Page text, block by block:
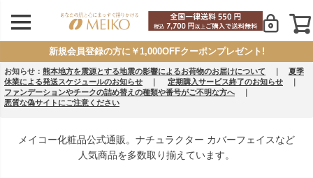
新規会員登録の方に￥1,000OFFクーポンプレゼント!
お知らせ： 熊本地方を震源とする地震の影響によるお荷物のお届けについて ｜ 夏季
休業による発送スケジュールのお知らせ ｜ 定期購入サービス終了のお知らせ ｜
ファンデーションやチークの詰め替えの種類や番号がご不明な方へ｜
悪質な偽サイトにご注意ください
メイコー化粧品公式通販。ナチュラクター カバーフェイスなど
人気商品を多数取り揃えています。